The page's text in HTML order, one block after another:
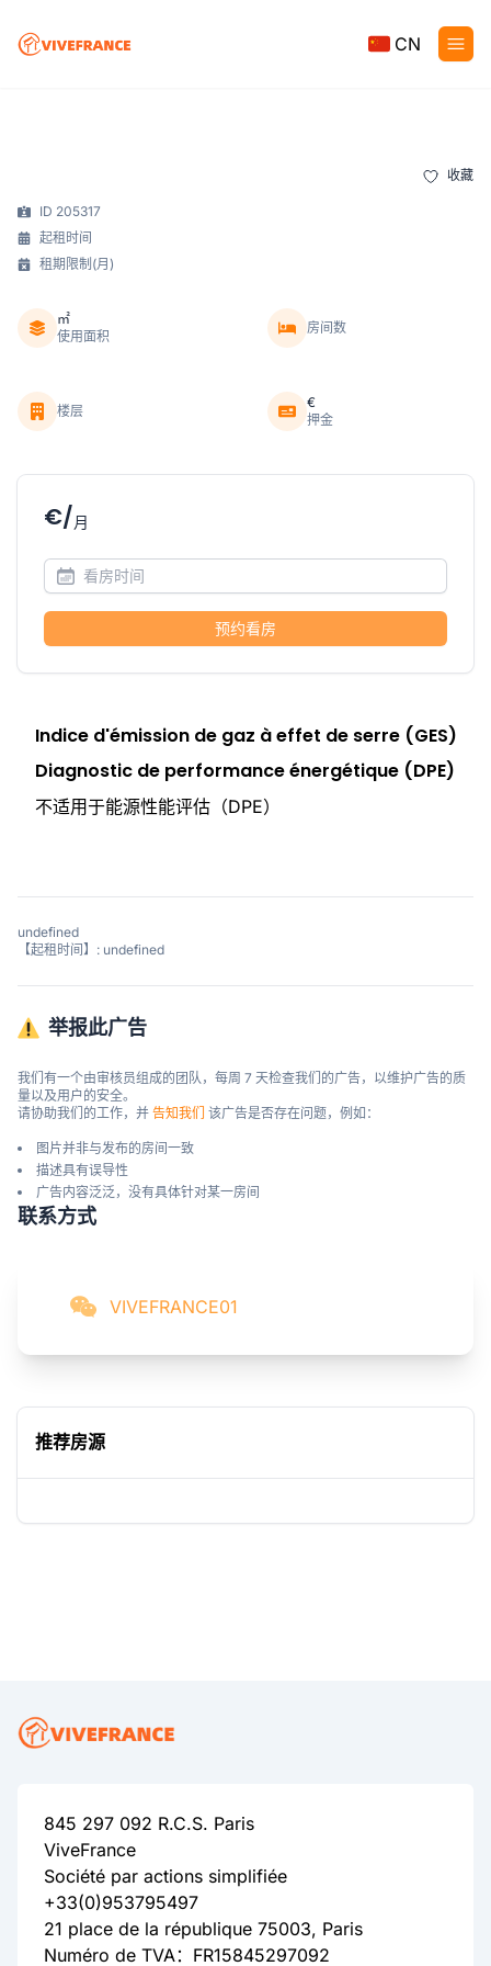
CN
收藏
ID 205317
起租时间
租期限制(月)
㎡
使用面积
房间数
楼层
€
押金
€/月
预约看房
Indice d'émission de gaz à effet de serre (GES)
Diagnostic de performance énergétique (DPE)
不适用于能源性能评估（DPE）
undefined
【起租时间】: undefined
举报此广告
我们有一个由审核员组成的团队，每周 7 天检查我们的广告，以维护广告的质
量以及用户的安全。
请协助我们的工作，并 告知我们 该广告是否存在问题，例如：
图片并非与发布的房间一致
描述具有误导性
广告内容泛泛，没有具体针对某一房间
联系方式
VIVEFRANCE01
推荐房源
845 297 092 R.C.S. Paris
ViveFrance
Société par actions simplifiée
+33(0)953795497
21 place de la république 75003, Paris
Numéro de TVA：FR15845297092